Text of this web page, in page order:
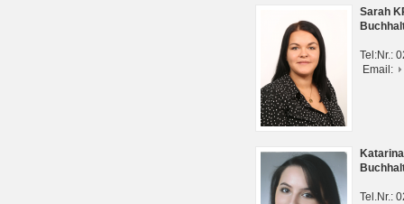
Sarah
Tel:Nr.:
Email:
Tel.Nr.: